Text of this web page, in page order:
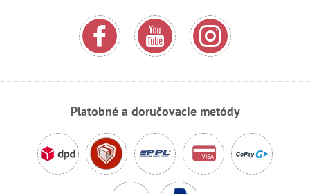
Platobné a doručovacie metódy